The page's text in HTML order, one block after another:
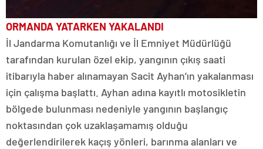
ORMANDA YATARKEN YAKALANDI
İl Jandarma Komutanlığı ve İl Emniyet Müdürlüğü
tarafından kurulan özel ekip, yangının çıkış saati
itibarıyla haber alınamayan Sacit Ayhan’ın yakalanması
için çalışma başlattı. Ayhan adına kayıtlı motosikletin
bölgede bulunması nedeniyle yangının başlangıç
noktasından çok uzaklaşamamış olduğu
değerlendirilerek kaçış yönleri, barınma alanları ve